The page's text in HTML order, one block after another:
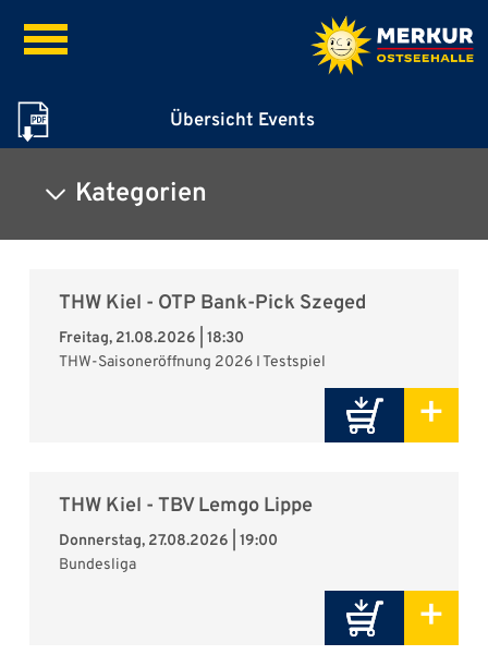
Übersicht Events
Kategorien
Konzerte
THW Kiel - OTP Bank-Pick Szeged
Freitag, 21.08.2026 | 18:30
THW-Saisoneröffnung 2026 I Testspiel
+
THW Kiel - TBV Lemgo Lippe
Donnerstag, 27.08.2026 | 19:00
Bundesliga
+